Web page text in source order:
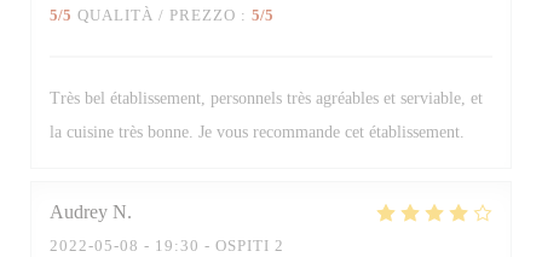
5/5 QUALITÀ / PREZZO : 5/5
Très bel établissement, personnels très agréables et serviable, et
la cuisine très bonne. Je vous recommande cet établissement.
Audrey N
2022-05-08 - 19:30 - OSPITI 2